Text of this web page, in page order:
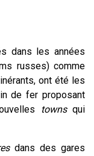
dans les années
russes) comme
ont été les
de fer proposant
townsqui
dans des gares